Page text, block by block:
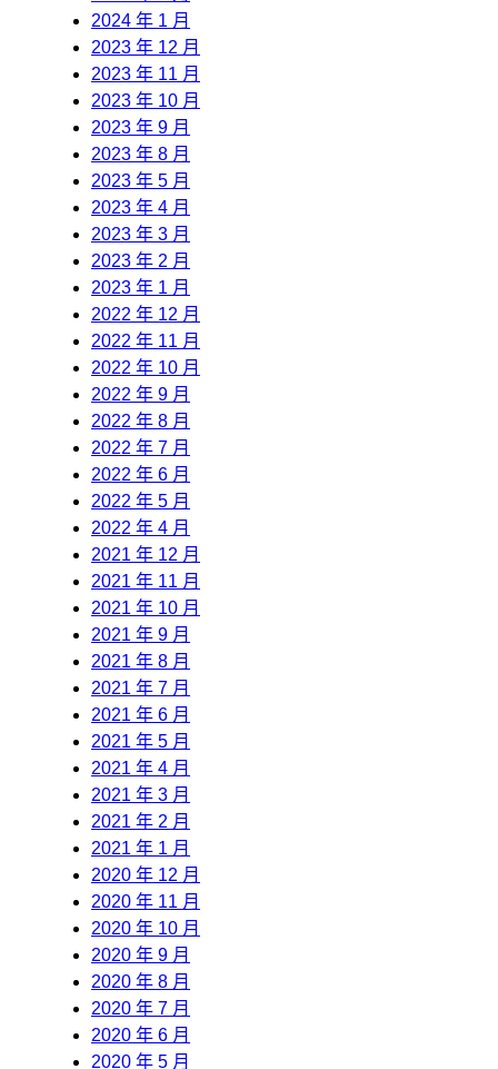
2024 年 1 月
2023 年 12 月
2023 年 11 月
2023 年 10 月
2023 年 9 月
2023 年 8 月
2023 年 5 月
2023 年 4 月
2023 年 3 月
2023 年 2 月
2023 年 1 月
2022 年 12 月
2022 年 11 月
2022 年 10 月
2022 年 9 月
2022 年 8 月
2022 年 7 月
2022 年 6 月
2022 年 5 月
2022 年 4 月
2021 年 12 月
2021 年 11 月
2021 年 10 月
2021 年 9 月
2021 年 8 月
2021 年 7 月
2021 年 6 月
2021 年 5 月
2021 年 4 月
2021 年 3 月
2021 年 2 月
2021 年 1 月
2020 年 12 月
2020 年 11 月
2020 年 10 月
2020 年 9 月
2020 年 8 月
2020 年 7 月
2020 年 6 月
2020 年 5 月